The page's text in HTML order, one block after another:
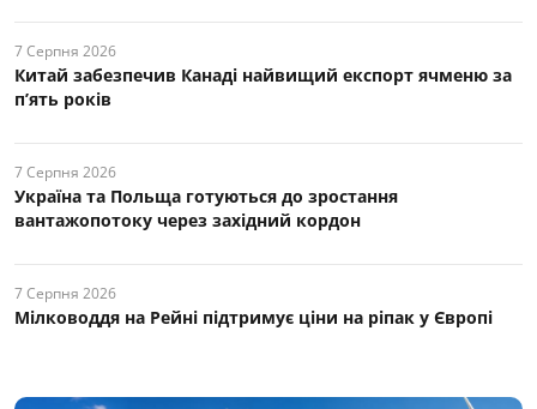
7 Серпня 2026
Китай забезпечив Канаді найвищий експорт ячменю за
п’ять років
7 Серпня 2026
Україна та Польща готуються до зростання
вантажопотоку через західний кордон
7 Серпня 2026
Мілководдя на Рейні підтримує ціни на ріпак у Європі